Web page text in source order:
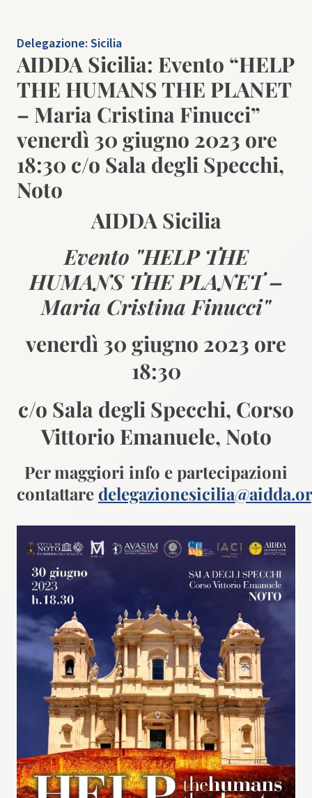
Delegazione:Sicilia
AIDDA Sicilia: Evento “HELP
THE HUMANS THE PLANET
– Maria Cristina Finucci”
venerdì 30 giugno 2023 ore
18:30 c/o Sala degli Specchi,
Noto
AIDDA Sicilia
Evento "HELP THE
HUMANS THE PLANET –
Maria Cristina Finucci"
venerdì 30 giugno 2023 ore
18:30
c/o Sala degli Specchi, Corso
Vittorio Emanuele, Noto
Per maggiori info e partecipazioni
contattare